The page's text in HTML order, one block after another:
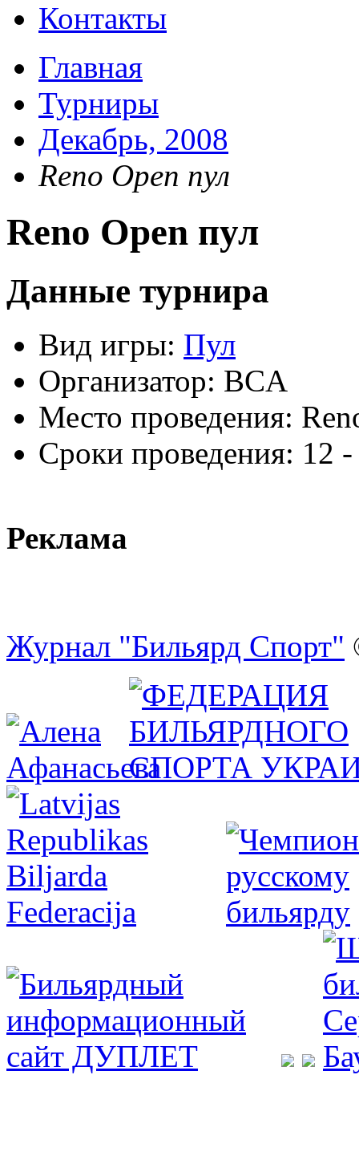
Контакты
Главная
Турниры
Декабрь, 2008
Reno Open пул
Reno Open пул
Данные турнира
Вид игры: Пул
Организатор: BCA
Место проведения:
Сроки проведения: 12
Реклама
Журнал "Бильярд Спорт"